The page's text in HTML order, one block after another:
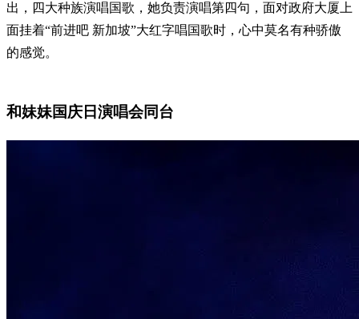
出，四大种族演唱国歌，她负责演唱第四句，面对政府大厦上
面挂着“前进吧 新加坡”大红字唱国歌时，心中莫名有种骄傲
的感觉。
和妹妹国庆日演唱会同台